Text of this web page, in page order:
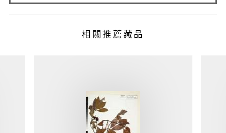
相關推薦藏品